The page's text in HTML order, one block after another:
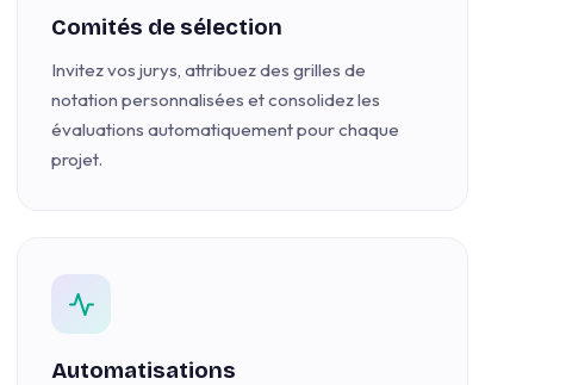
Comités de sélection
Invitez vos jurys, attribuez des grilles de
notation personnalisées et consolidez les
évaluations automatiquement pour chaque
projet.
Automatisations